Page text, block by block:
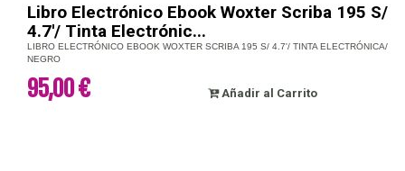
Libro Electrónico Ebook Woxter Scriba 195 S/
4.7'/ Tinta Electrónic...
LIBRO ELECTRÓNICO EBOOK WOXTER SCRIBA 195 S/ 4.7'/ TINTA ELECTRÓNICA/
NEGRO
95,00 € Añadir al Carrito